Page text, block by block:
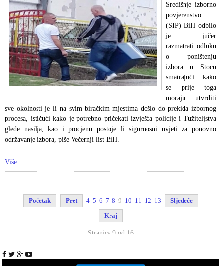
Središnje izborno
povjerenstvo
(SIP) BiH odbilo
je jučer
razmatrati odluku
o poništenju
izbora u Stocu
smatrajući kako
se prije toga
moraju utvrditi
sve okolnosti je li na svim biračkim mjestima došlo do prekida izbornog
procesa, ističući kako je potrebno pričekati izvješća policije i Tužiteljstva
glede nasilja, kao i procjenu postoje li sigurnosni uvjeti za ponovno
održavanje izbora, piše Večernji list BiH.
Više...
Početak Pret 4 5 6 7 8 9 10 11 12 13 Sljedeće
Kraj
Stranica 9 od 16